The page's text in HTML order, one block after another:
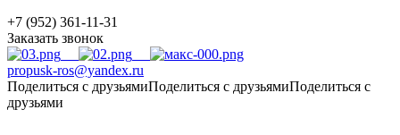
+7 (952) 361-11-31
Заказать звонок
propusk-ros@yandex.ru
Поделиться с друзьямиПоделиться с друзьямиПоделиться с
друзьями